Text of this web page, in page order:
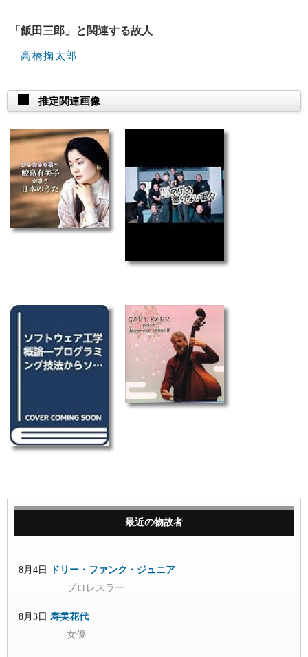
「飯田三郎」と関連する故人
高橋掬太郎
推定関連画像
最近の物故者
8月4日
ドリー・ファンク・ジュニア
プロレスラー
8月3日 寿美花代
女優